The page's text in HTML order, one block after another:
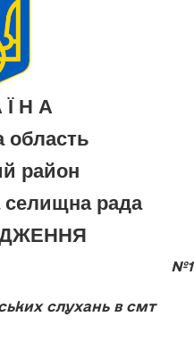
Ї Н А
область
район
рада
слухань в смт
№1